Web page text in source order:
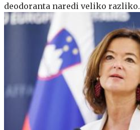
deodoranta naredi veliko razliko.